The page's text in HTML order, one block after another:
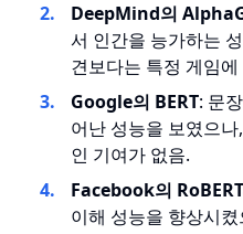
DeepMind의
서 인간을 능가하는
견보다는 특정 게임
Google의 BERT: 문
어난 성능을 보였으
인 기여가 없음.
Facebook의
이해 성능을 향상시